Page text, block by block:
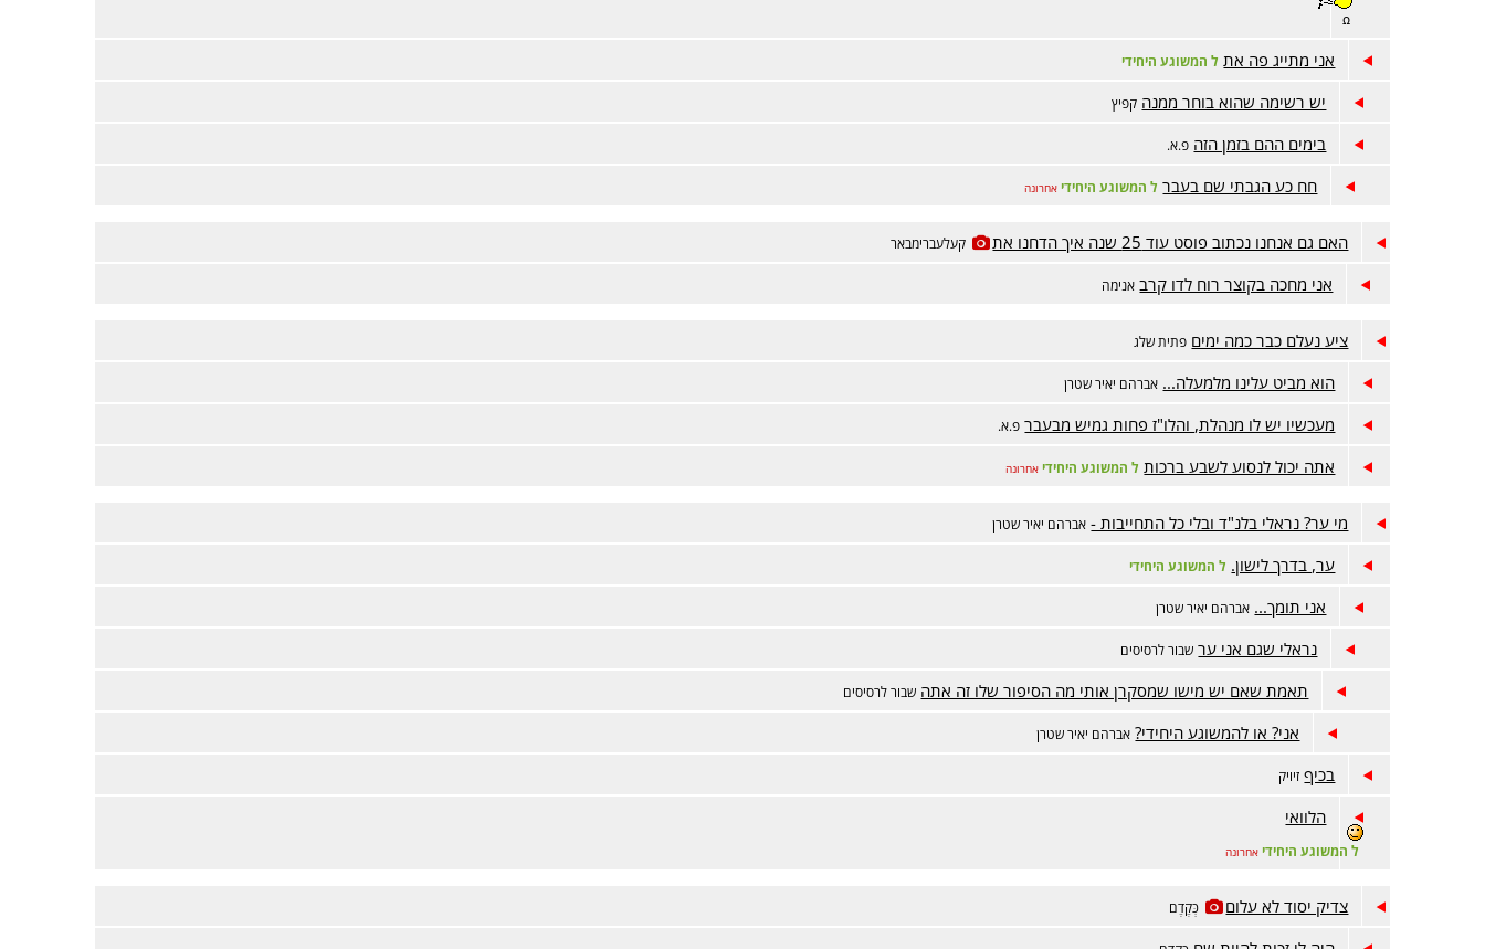
ꭥ
אני מתייג פה את ל המשוגע היחידי
יש רשימה שהוא בוחר ממנה קפיץ
בימים ההם בזמן הזה פ.א.
חח כע הגבתי שם בעבר ל המשוגע היחידי אחרונה
האם גם אנחנו נכתוב פוסט עוד 25 שנה איך הדחנו את קעלעברימבאר
אני מחכה בקוצר רוח לדו קרב אנימה
ציע נעלם כבר כמה ימים פתית שלג
הוא מביט עלינו מלמעלה... אברהם יאיר שטרן
מעכשיו יש לו מנהלת, והלו"ז פחות גמיש מבעבר פ.א.
אתה יכול לנסוע לשבע ברכות ל המשוגע היחידי אחרונה
מי ער? נראלי בלנ"ד ובלי כל התחייבות - אברהם יאיר שטרן
ער, בדרך לישון. ל המשוגע היחידי
אני תומך... אברהם יאיר שטרן
נראלי שגם אני ער שבור לרסיסים
תאמת שאם יש מישו שמסקרן אותי מה הסיפור שלו זה אתה שבור לרסיסים
אני? או להמשוגע היחידי? אברהם יאיר שטרן
בכיף זיויק
הלוואי
ל המשוגע היחידי אחרונה
צדיק יסוד לא עלום כְּקֶדֶם